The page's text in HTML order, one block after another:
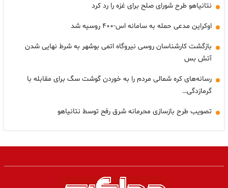
نتانیاهو طرح شورای صلح برای غزه را رد کرد
اوکراین مدعی حمله به سامانه اس-۴۰۰ روسیه شد
بازگشت کارشناسان روسی نیروگاه اتمی بوشهر به شرط نهایی شدن
آتش بس
رسانه‌های کره شمالی مردم را به خوردن گوشت سگ برای مقابله با
گرمازدگی…
تصویب طرح بازسازی محرمانه شرق رفح توسط نتانیاهو